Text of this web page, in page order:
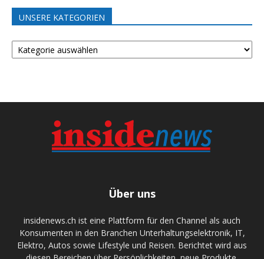
UNSERE KATEGORIEN
UNSERE
KATEGORIEN
Über uns
insidenews.ch ist eine Plattform für den Channel als auch
Konsumenten in den Branchen Unterhaltungselektronik, IT,
Elektro, Autos sowie Lifestyle und Reisen. Berichtet wird aus